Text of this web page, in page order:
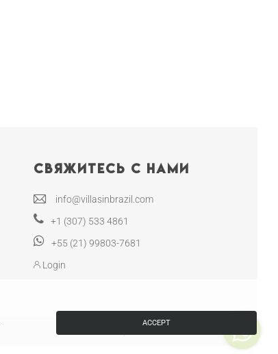
Свяжитесь с нами
info@villasinbrazil.com
+1 (307) 533 4861
+55 (21) 99803-7681
Login
ACCEPT